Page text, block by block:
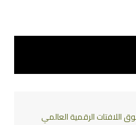
اللافتات الرقمية العالمي